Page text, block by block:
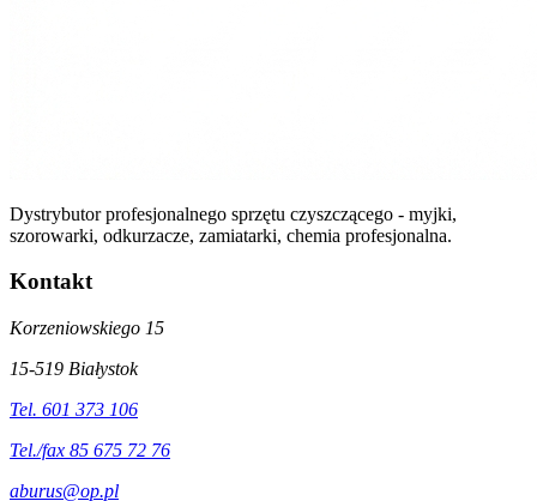
Dystrybutor profesjonalnego sprzętu czyszczącego - myjki,
szorowarki, odkurzacze, zamiatarki, chemia profesjonalna.
Kontakt
Korzeniowskiego 15
15-519 Białystok
Tel. 601 373 106
Tel./fax 85 675 72 76
aburus@op.pl